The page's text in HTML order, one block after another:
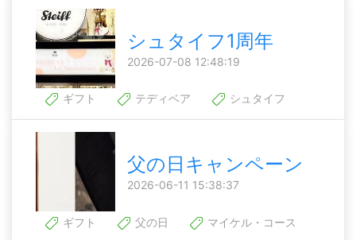
シュタイフ1周年
2026-07-08 12:48:19
ギフト テディベア シュタイフ
父の日キャンペーン
2026-06-11 15:38:37
ギフト 父の日 マイケル・コース